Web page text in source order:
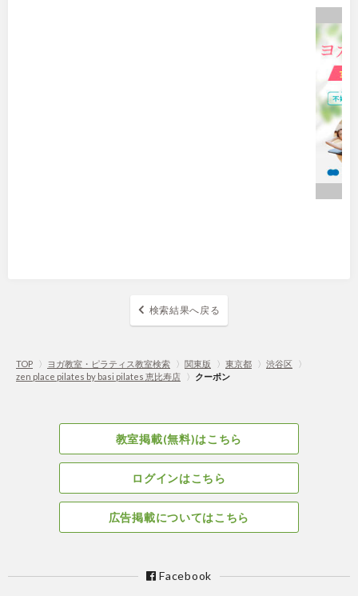
検索結果へ戻る
TOP 〉 ヨガ教室・ピラティス教室検索 〉 関東版 〉 東京都 〉 渋谷区
〉
zen place pilates by basi pilates 恵比寿店
〉 クーポン
教室掲載(無料)はこちら
ログインはこちら
広告掲載についてはこちら
Facebook